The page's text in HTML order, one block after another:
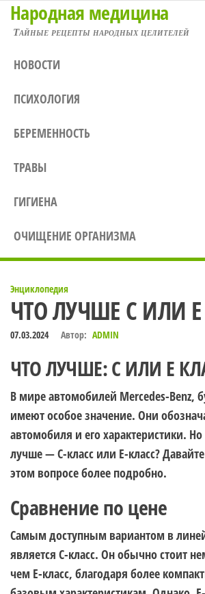
Перейти
Народная медицина
Тайные рецепты народных целителей
НОВОСТИ
ПСИХОЛОГИЯ
БЕРЕМЕННОСТЬ
ТРАВЫ
ГИГИЕНА
ОЧИЩЕНИЕ ОРГАНИЗМА
Энциклопедия
ЧТО ЛУЧШЕ C ИЛИ
07.03.2024 Автор: ADMIN
ЧТО ЛУЧШЕ: С ИЛИ E
В мире автомобилей Mercedes-Benz,
имеют особое значение. Они
автомобиля и его характеристики.
лучше — C-класс или E-класс?
этом вопросе более подробно.
Сравнение по цене
Самым доступным вариантом в
является C-класс. Он обычно стоит
чем E-класс, благодаря более